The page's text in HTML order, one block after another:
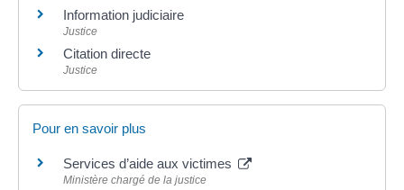
Information judiciaire
Justice
Citation directe
Justice
Pour en savoir plus
Services d’aide aux victimes
Ministère chargé de la justice